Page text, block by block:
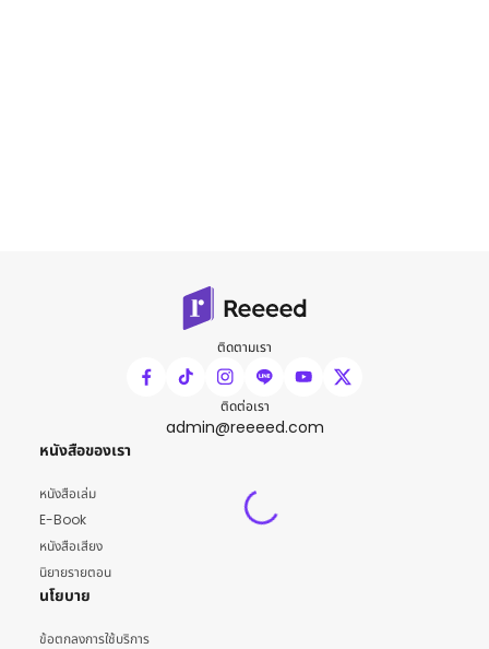
ติดตามเรา
ติดต่อเรา
admin@reeeed.com
หนังสือของเรา
หนังสือเล่ม
E-Book
หนังสือเสียง
นิยายรายตอน
นโยบาย
ข้อตกลงการใช้บริการ